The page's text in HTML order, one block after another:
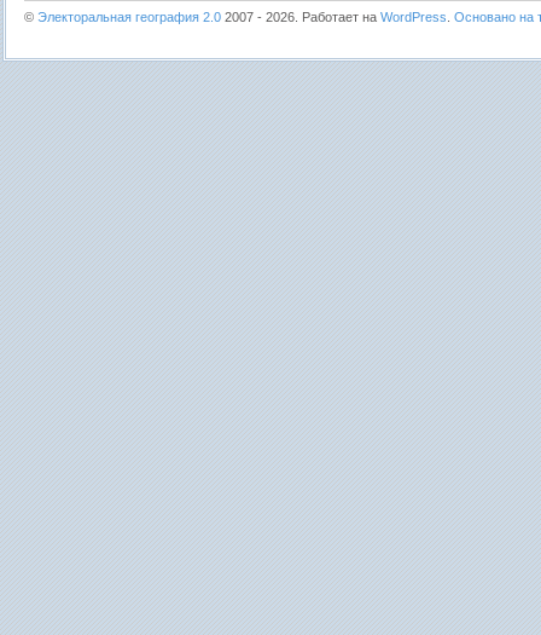
© Электоральная география 2.0 2007 - 2026. Работает на WordPress Основано на